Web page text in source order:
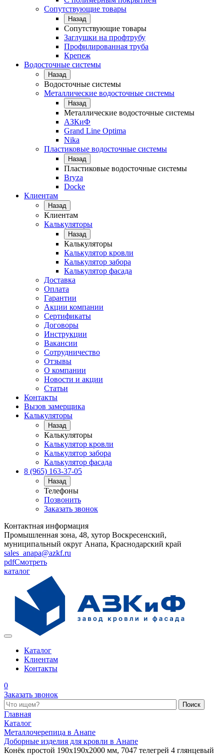
Сопутствующие товары
Назад
Сопутствующие товары
Заглушки на профтрубу
Профилированная труба
Крепеж
Водосточные системы
Назад
Водосточные системы
Металлические водосточные системы
Назад
Металлические водосточные системы
АЗКиФ
Grand Line Optima
Nika
Пластиковые водосточные системы
Назад
Пластиковые водосточные системы
Bryza
Docke
Клиентам
Назад
Клиентам
Калькуляторы
Назад
Калькуляторы
Калькулятор кровли
Калькулятор забора
Калькулятор фасада
Доставка
Оплата
Гарантии
Акции компании
Сертификаты
Договоры
Инструкции
Вакансии
Сотрудничество
Отзывы
О компании
Новости и акции
Статьи
Контакты
Вызов замерщика
Калькуляторы
Назад
Калькуляторы
Калькулятор кровли
Калькулятор забора
Калькулятор фасада
8 (965) 163-37-05
Назад
Телефоны
Позвонить
Заказать звонок
Контактная информация
Промышленная зона, 48, хутор Воскресенский,
муниципальный округ Анапа, Краснодарский край
sales_anapa@azkf.ru
pdfСмотреть
каталог
Каталог
Клиентам
Контакты
0
Заказать звонок
Поиск по каталогу
Главная
Каталог
Металлочерепица в Анапе
Доборные изделия для кровли в Анапе
Конёк простой 190x190x2000 мм, 7047 телегрей 4 глянцевый